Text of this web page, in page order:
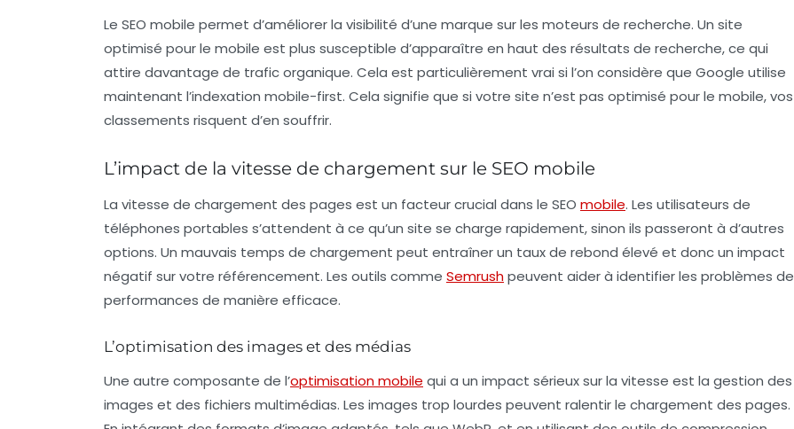
Le SEO mobile permet d’améliorer la visibilité d’une marque sur les moteurs de recherche. Un site
optimisé pour le mobile est plus susceptible d’apparaître en haut des résultats de recherche, ce qui
attire davantage de trafic organique. Cela est particulièrement vrai si l’on considère que Google utilise
maintenant l’indexation mobile-first. Cela signifie que si votre site n’est pas optimisé pour le mobile, vos
classements risquent d’en souffrir.
L’impact de la vitesse de chargement sur le SEO mobile
La vitesse de chargement des pages est un facteur crucial dans le SEO mobile. Les utilisateurs de
téléphones portables s’attendent à ce qu’un site se charge rapidement, sinon ils passeront à d’autres
options. Un mauvais temps de chargement peut entraîner un taux de rebond élevé et donc un impact
négatif sur votre référencement. Les outils comme Semrushpeuvent aider à identifier les problèmes de
performances de manière efficace.
L’optimisation des images et des médias
Une autre composante de l’optimisation mobile qui a un impact sérieux sur la vitesse est la gestion des
images et des fichiers multimédias. Les images trop lourdes peuvent ralentir le chargement des pages.